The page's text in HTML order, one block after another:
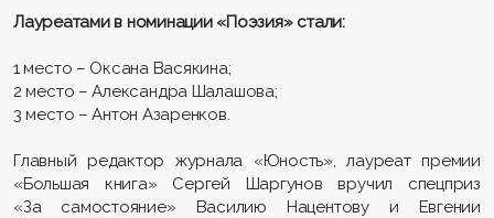
Лауреатами в номинации «Поэзия» стали:
1 место – Оксана Васякина;
2 место – Александра Шалашова;
3 место – Антон Азаренков.
Главный редактор журнала «Юность», лауреат премии
«Большая книга» Сергей Шаргунов вручил спецприз
«За самостояние» Василию Нацентову и Евгении